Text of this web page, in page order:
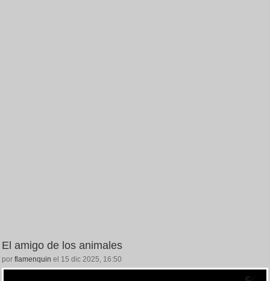
El amigo de los animales
por flamenquin el 15 dic 2025, 16:50